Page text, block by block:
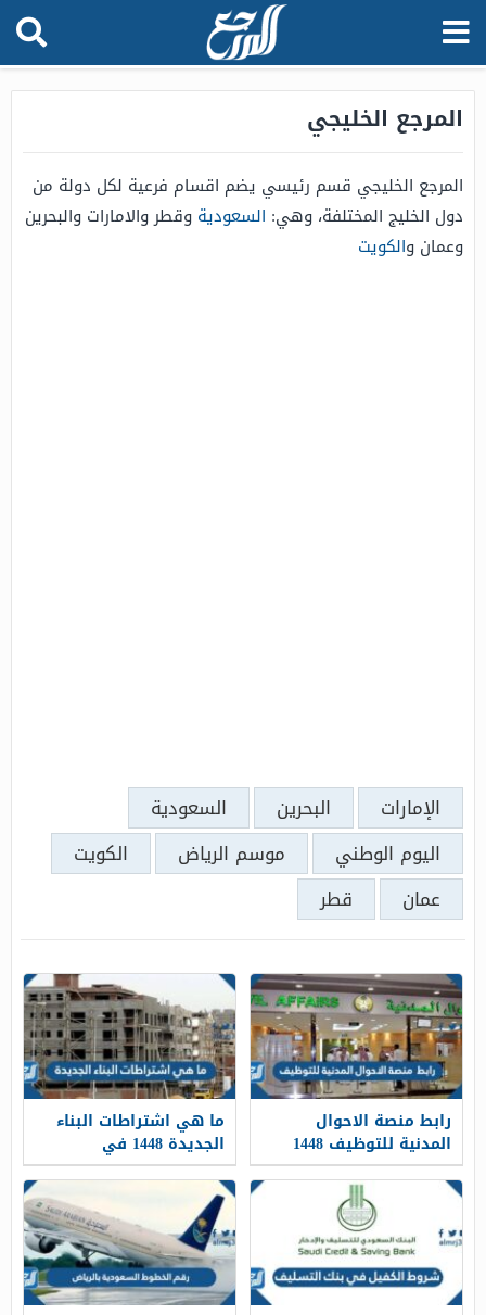
المرجع الخليجي
المرجع الخليجي قسم رئيسي يضم اقسام فرعية لكل دولة من
دول الخليج المختلفة، وهي: السعودية وقطر والامارات والبحرين
وعمان والكويت
الإمارات البحرين
السعودية
اليوم الوطني
موسم الرياض
الكويت
عمان
قطر
رابط منصة الاحوال
المدنية للتوظيف 1448
ما هي اشتراطات البناء
الجديدة 1448 في
السعودية